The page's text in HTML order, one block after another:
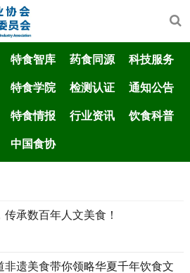
特食智库 药食同源 科技服务
特食学院 检测认证 通知公告
特食情报 行业资讯 饮食科普
中国食协
承数百年人文美食！
遗美食带你领略华夏千年饮食文